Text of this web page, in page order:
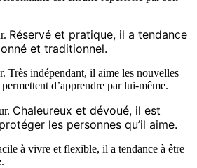
Réservé et pratique, il a tendance
et traditionnel.
Très indépendant, il aime les nouvelles
d’apprendre par lui-même.
Chaleureux et dévoué, il est
les personnes qu’il aime.
à vivre et flexible, il a tendance à être